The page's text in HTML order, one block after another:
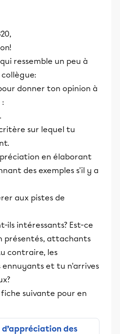
ressemble un peu à
donner ton opinion à
:
sur lequel tu
en élaborant
des exemples s'il y a
aux pistes de
ils intéressants? Est-ce
présentés, attachants
contraire, les
ennuyants et tu n'arrives
suivante pour en
des